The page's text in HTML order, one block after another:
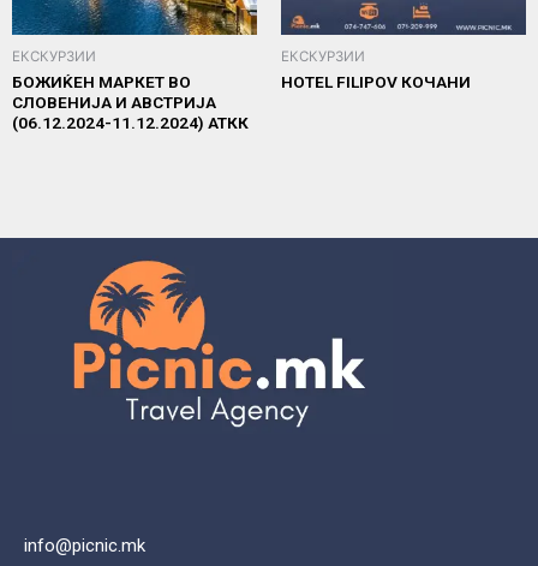
ЕКСКУРЗИИ
БОЖИЌЕН МАРКЕТ ВО
СЛОВЕНИЈА И АВСТРИЈА
(06.12.2024-11.12.2024) АТКК
ЕКСКУРЗИИ
HOTEL FILIPOV КОЧАНИ
info@picnic.mk